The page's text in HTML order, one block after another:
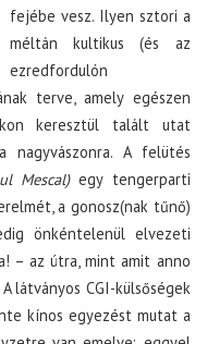
fejébe vesz. Ilyen sztori a
méltán kultikus (és az
ezredfordulón
terve, amely egészen
keresztül talált utat
A felütés
Mescal)egy tengerparti
a gonosz(nak tűnő)
önkéntelenül elvezeti
– az útra, mint amit anno
látványos CGI-külsőségek
kínos egyezést mutat a